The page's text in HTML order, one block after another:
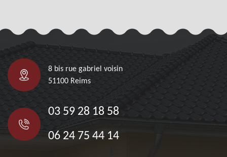
8 bis rue gabriel voisin
51100 Reims
03 59 28 18 58
06 24 75 44 14